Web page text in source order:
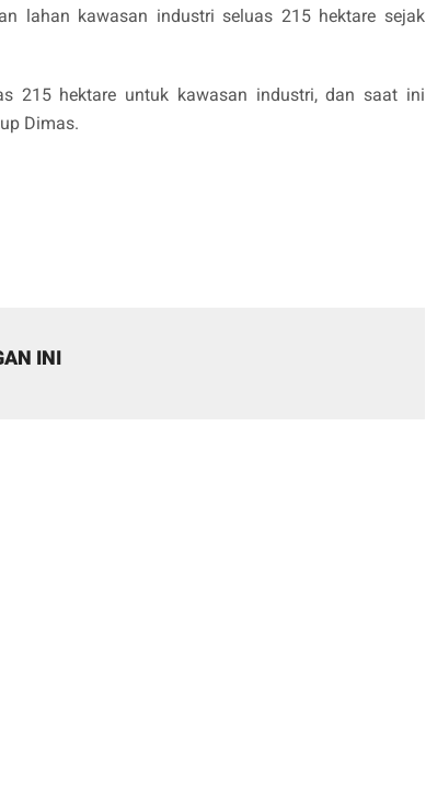
lahan kawasan industri seluas 215 hektare sejak
215 hektare untuk kawasan industri, dan saat ini
Dimas.
INI